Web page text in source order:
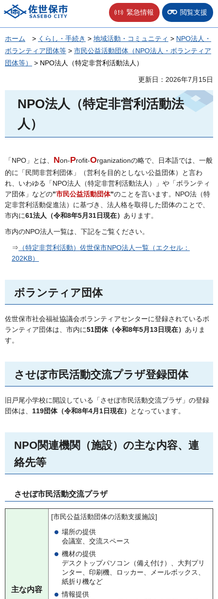
佐世保市 緊急情報 閲覧支援
ホーム > くらし・手続き > 地域活動・コミュニティ > NPO法人・
ボランティア団体等 > 市民公益活動団体（NPO法人・ボランティア
団体等）
> NPO法人（特定非営利活動法人）
更新日：2026年7月15日
NPO法人（特定非営利活動法
人）
「NPO」とは、 Non-Profit-Organizationの略で、日本語では、一般
的に「民間非営利団体」（営利を目的としない公益団体）と言わ
れ、いわゆる「NPO法人（特定非営利活動法人）」や「ボランティ
ア団体」などの"市民公益活動団体"のことを言います。NPO法（特
定非営利活動促進法）に基づき、法人格を取得した団体のことで、
市内に61法人（令和8年5月31日現在） あります。
市内のNPO法人一覧は、下記をご覧ください。
⇒ （特定非営利活動）佐世保市NPO法人一覧（エクセル：
202KB）
ボランティア団体
佐世保市社会福祉協議会ボランティアセンターに登録されているボ
ランティア団体は、市内に51団体（令和8年5月13日現在） ありま
す。
させぼ市民活動交流プラザ登録団体
旧戸尾小学校に開設している「させぼ市民活動交流プラザ」の登録
団体は、 119団体（令和8年4月1日現在） となっています。
NPO関連機関（施設）の主な内容、連
絡先等
させぼ市民活動交流プラザ
主な内容
[市民公益活動団体の活動支援施設]
場所の提供
会議室、交流スペース
機材の提供
デスクトップパソコン（備え付け）、大判プリ
ンター、印刷機、ロッカー、メールボックス、
紙折り機など
情報提供